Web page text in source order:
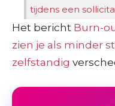
tijdens een
Het bericht Burn-
zien je als minder
zelfstandig